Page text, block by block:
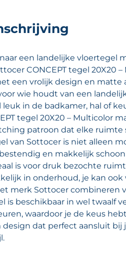
een landelijke vloertegel
CONCEPT tegel 20X20
een vrolijk design en matte
wie houdt van een
in de badkamer, hal of
tegel 20X20 – Multicolor
patroon dat elke ruimte
van Sottocer is niet alleen
en makkelijk
is voor druk bezochte
in onderhoud, je kan ook
merk Sottocer combineren
is beschikbaar in wel twaalf
waardoor je de keus
design dat perfect aansluit bij